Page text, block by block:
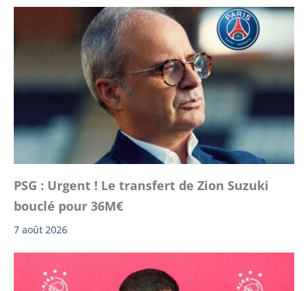
PSG : Urgent ! Le transfert de Zion Suzuki
bouclé pour 36M€
7 août 2026